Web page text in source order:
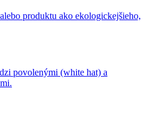
produktu ako ekologickejšieho,
povolenými (white hat) a